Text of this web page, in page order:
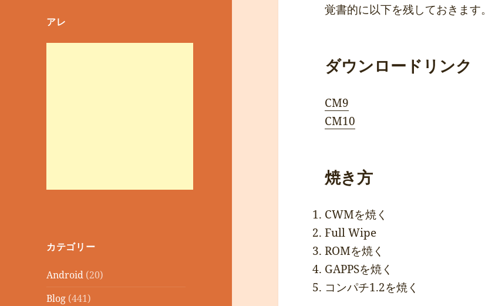
アレ
カテゴリー
Android (20)
Blog (441)
覚書的に以下を残しておきます。
ダウンロードリンク
CM9
CM10
焼き方
CWMを焼く
Full Wipe
ROMを焼く
GAPPSを焼く
コンパチ1.2を焼く